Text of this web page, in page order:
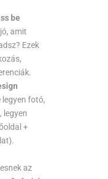
be
amit
Ezek
legyen fotó,
legyen
+
az